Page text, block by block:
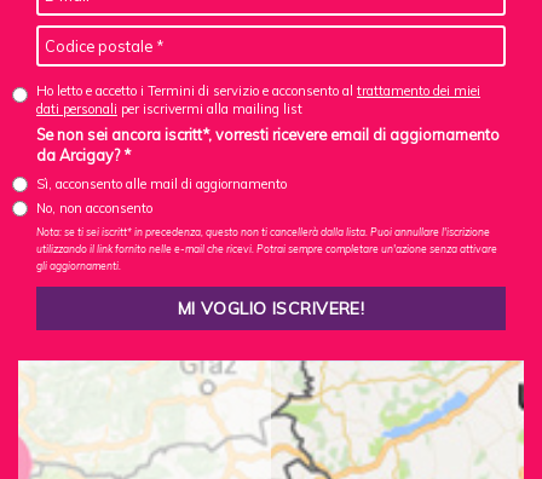
Ho letto e accetto i Termini di servizio e acconsento al trattamento dei miei
dati personali per iscrivermi alla mailing list
Se non sei ancora iscritt*, vorresti ricevere email di aggiornamento
da Arcigay? *
Sì, acconsento alle mail di aggiornamento
No, non acconsento
Nota: se ti sei iscritt* in precedenza, questo non ti cancellerà dalla lista. Puoi annullare l'iscrizione
utilizzando il link fornito nelle e-mail che ricevi. Potrai sempre completare un'azione senza attivare
gli aggiornamenti.